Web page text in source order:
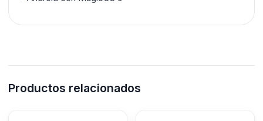
Productos relacionados